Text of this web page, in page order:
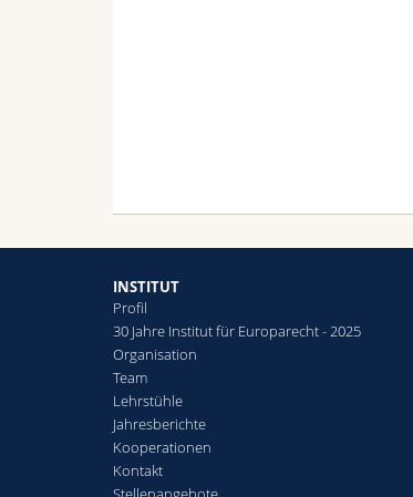
INSTITUT
Profil
30 Jahre Institut für Europarecht - 2025
Organisation
Team
Lehrstühle
Jahresberichte
Kooperationen
Kontakt